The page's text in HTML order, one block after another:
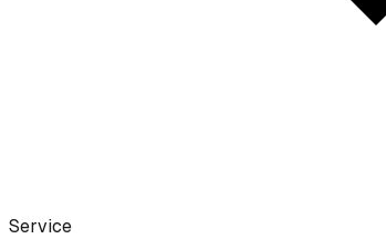
Service